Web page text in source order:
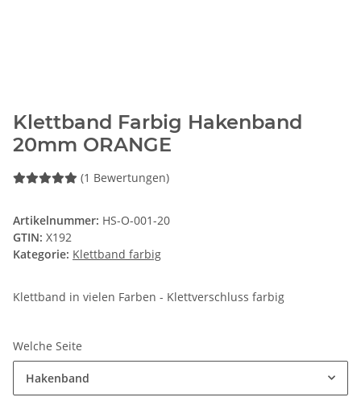
Klettband Farbig Hakenband
20mm ORANGE
(1 Bewertungen)
Artikelnummer: HS-O-001-20
GTIN: X192
Kategorie: Klettband farbig
Klettband in vielen Farben - Klettverschluss farbig
Welche Seite
Hakenband